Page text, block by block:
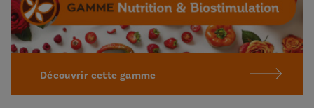
Découvrir cette gamme